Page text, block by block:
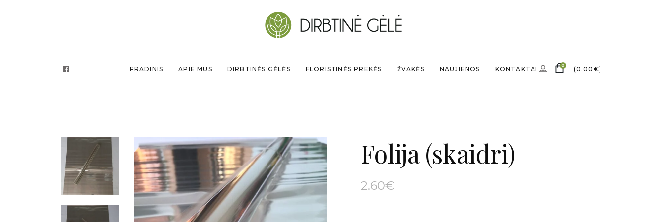
PRADINIS APIE MUS DIRBTINĖS GĖLĖS FLORISTINĖS PREKĖS ŽVAKĖS NAUJIENOS KONTAKTAI 0 (0.00 €)
Folija (skaidri)
2.60€